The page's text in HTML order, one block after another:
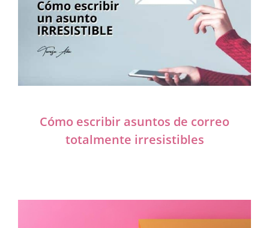
Cómo escribir asuntos de correo
totalmente irresistibles